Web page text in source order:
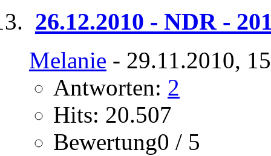
26.12.2010 - NDR -
Melanie - 29.11.2010,
Antworten: 2
Hits: 20.507
Bewertung0 / 5